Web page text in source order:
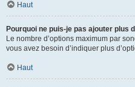
Haut
Pourquoi ne puis-je pas ajouter plus
Le nombre d’options maximum par
vous avez besoin d’indiquer plus
Haut